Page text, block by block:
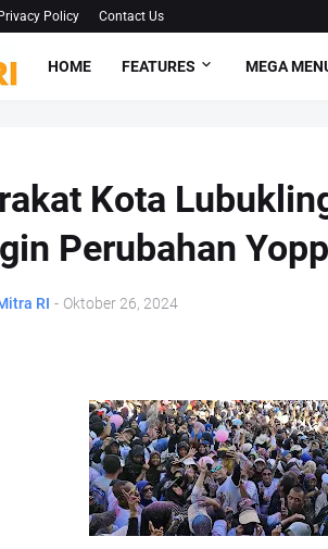
Privacy Policy Contact Us
HOME FEATURES MEGA
Kota
Perubahan
RI - Oktober 26, 2024